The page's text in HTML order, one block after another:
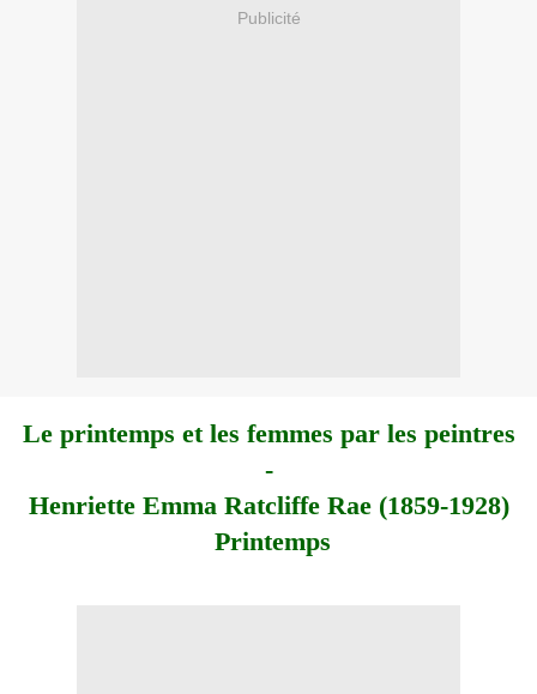
Publicité
Le printemps et les femmes par les peintres
-
Henriette Emma Ratcliffe Rae (1859-1928)
Printemps